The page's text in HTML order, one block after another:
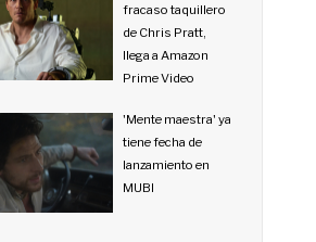
fracaso taquillero
de Chris Pratt,
llega a Amazon
Prime Video
'Mente maestra' ya
tiene fecha de
lanzamiento en
MUBI